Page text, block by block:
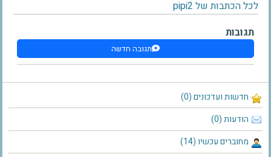
חדשות ועדכונים (0)
הודעות (0)
מחוברים עכשיו (14)
לכל הכתבות של pipi2
תגובות
תגובה חדשה